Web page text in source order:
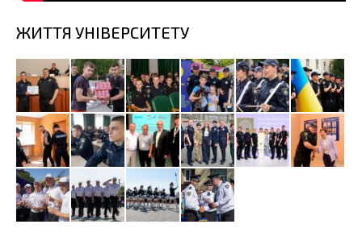
ЖИТТЯ УНІВЕРСИТЕТУ